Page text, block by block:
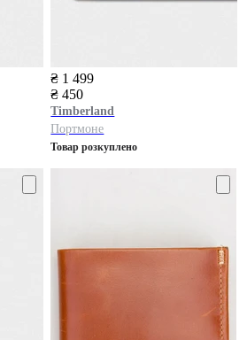
₴ 1 499
₴ 450
Timberland
Портмоне
Товар розкуплено